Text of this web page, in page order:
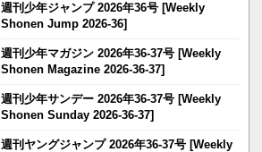
週刊少年ジャンプ 2026年36号 [Weekly
Shonen Jump 2026-36]
週刊少年マガジン 2026年36-37号 [Weekly
Shonen Magazine 2026-36-37]
週刊少年サンデー 2026年36-37号 [Weekly
Shonen Sunday 2026-36-37]
週刊ヤングジャンプ 2026年36-37号 [Weekly